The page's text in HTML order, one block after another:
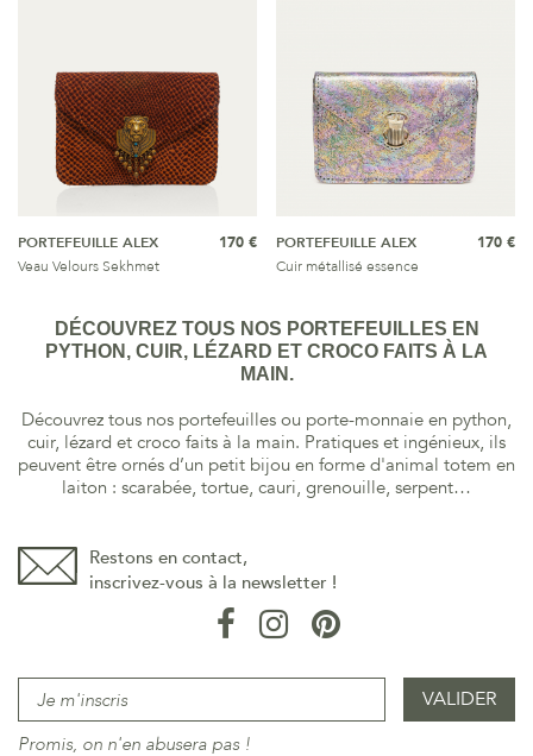
PORTEFEUILLE ALEX
Veau Velours Sekhmet
170 €
PORTEFEUILLE ALEX
Cuir métallisé essence
170 €
DÉCOUVREZ TOUS NOS PORTEFEUILLES EN
PYTHON, CUIR, LÉZARD ET CROCO FAITS À LA
MAIN.
Découvrez tous nos portefeuilles ou porte-monnaie en python,
cuir, lézard et croco faits à la main. Pratiques et ingénieux, ils
peuvent être ornés d’un petit bijou en forme d'animal totem en
laiton : scarabée, tortue, cauri, grenouille, serpent…
Restons en contact,
inscrivez-vous à la newsletter !
Promis, on n'en abusera pas !